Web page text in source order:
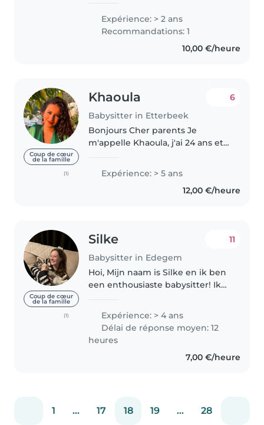
Expérience: > 2 ans
Recommandations: 1
10,00 €/heure
Coup de cœur
de la famille
(1)
Khaoula
Babysitter in Etterbeek
6
Bonjours Cher parents Je
m'appelle Khaoula, j'ai 24 ans et
mon master de droit. je suis
motorisée et ça serait un grand
plaisir de m'occuper de vos
Expérience: > 5 ans
12,00 €/heure
Coup de cœur
de la famille
(1)
Silke
Babysitter in Edegem
11
Hoi, Mijn naam is Silke en ik ben
een enthousiaste babysitter! Ik
zelf twee nichtjes van 4 en 2 en
ik babysit elke week op
hetzelfde kindje. Jammer..
Expérience: > 4 ans
Délai de réponse moyen: 12
heures
7,00 €/heure
1 ... 17 18 19 ... 28